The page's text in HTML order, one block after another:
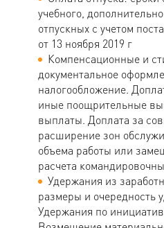
учебного,
отпускных с учетом
от 13 ноября 2019 г
Компенсационные и
документальное
налогообложение.
иные поощрительные
выплаты. Доплата за
расширение зон
объема работы или
расчета
Удержания из
размеры и очередность
Удержания по